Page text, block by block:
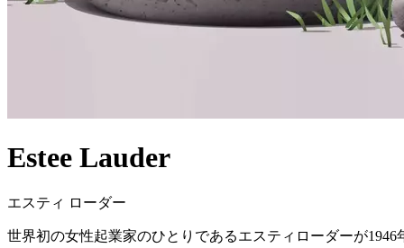
Estee Lauder
エスティ ローダー
世界初の女性起業家のひとりであるエスティローダーが